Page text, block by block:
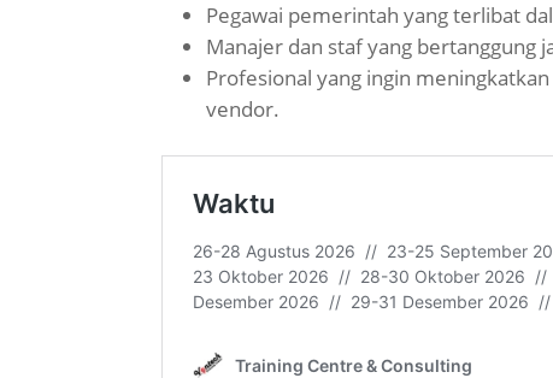
Pegawai pemerintah yang terlibat
Manajer dan staf yang bertanggung
Profesional yang ingin
vendor.